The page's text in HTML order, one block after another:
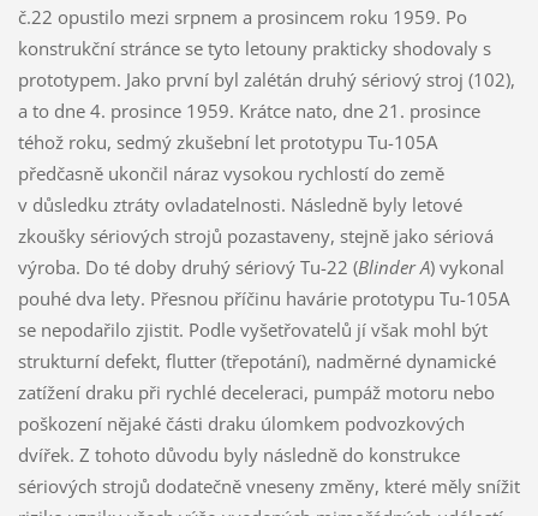
č.22 opustilo mezi srpnem a prosincem roku 1959. Po
konstrukční stránce se tyto letouny prakticky shodovaly s
prototypem. Jako první byl zalétán druhý sériový stroj (102),
a to dne 4. prosince 1959. Krátce nato, dne 21. prosince
téhož roku, sedmý zkušební let prototypu Tu-105A
předčasně ukončil náraz vysokou rychlostí do země
v důsledku ztráty ovladatelnosti. Následně byly letové
zkoušky sériových strojů pozastaveny, stejně jako sériová
výroba. Do té doby druhý sériový Tu-22 (Blinder A) vykonal
pouhé dva lety. Přesnou příčinu havárie prototypu Tu-105A
se nepodařilo zjistit. Podle vyšetřovatelů jí však mohl být
strukturní defekt, flutter (třepotání), nadměrné dynamické
zatížení draku při rychlé deceleraci, pumpáž motoru nebo
poškození nějaké části draku úlomkem podvozkových
dvířek. Z tohoto důvodu byly následně do konstrukce
sériových strojů dodatečně vneseny změny, které měly snížit